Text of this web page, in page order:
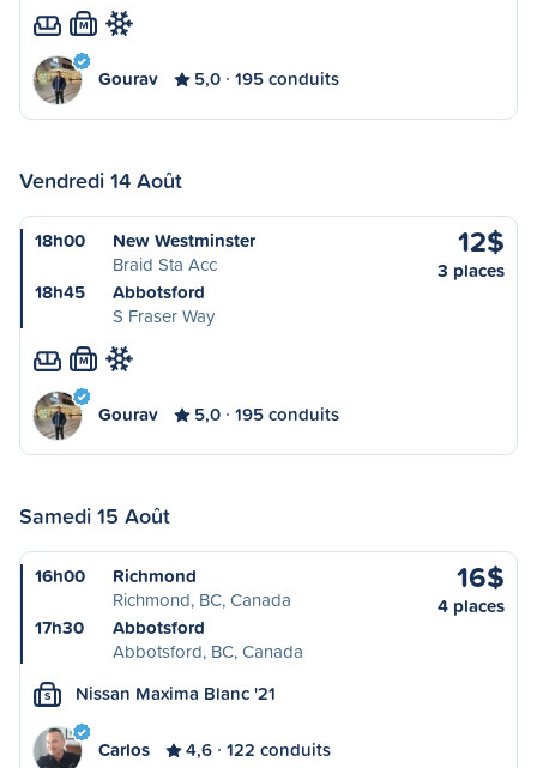
M
Gourav 5,0 195 conduits
Vendredi 14 Août
18h00
New Westminster
Braid Sta Acc
18h45
Abbotsford
S Fraser Way
12$
3 places
M
Gourav 5,0 195 conduits
Samedi 15 Août
16h00
Richmond
Richmond, BC, Canada
17h30
Abbotsford
Abbotsford, BC, Canada
16$
4 places
S Nissan Maxima Blanc '21
Carlos 4,6 122 conduits